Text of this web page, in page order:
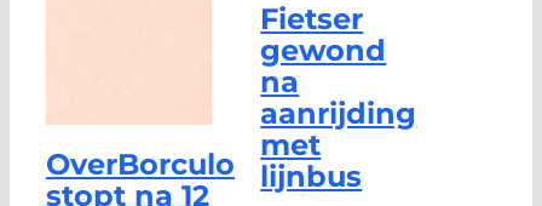
OverBorculo
stopt na 12
Fietser
gewond
na
aanrijding
met
lijnbus